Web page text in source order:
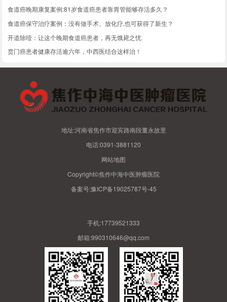
食道癌晚期康复案例:81岁食道癌患者靠胃管能够存活多久？
食道癌保守治疗案例：没有做手术、放化疗,也可获得了新生？
开道除噎：让这个晚期食道癌患者，再无饿毙之忧
贲门癌患者健康存活逾六年，中西医结合这样治！
地址:河南省焦作市迎宾路南段董永故里
电话:0391-3881120
网站地图
Copyright©焦作中海中医肿瘤医院
备案号:豫ICP备19025787号-45
手机:17739521333
邮箱:990310646@qq.com